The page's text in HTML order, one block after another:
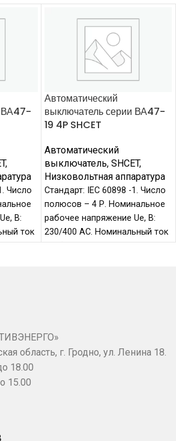
ВА47-
,
Число
B:
ток
Автоматический
выключатель серии ВА47-
19 4P SHCET
Автоматический
выключатель, SHCET,
Низковольтная аппаратура
Стандарт: IEC 60898 -1. Число
полюсов – 4 Р. Номинальное
рабочее напряжение Ue, B:
230/400 AC. Номинальный ток
In, A:
область, г. Гродно, ул. Ленина 18.
18.00
15.00